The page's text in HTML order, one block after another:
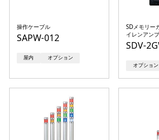
操作ケーブル
SAPW-012
屋内 オプション
SDメモリー
イレンアンプ
SDV-
オプション